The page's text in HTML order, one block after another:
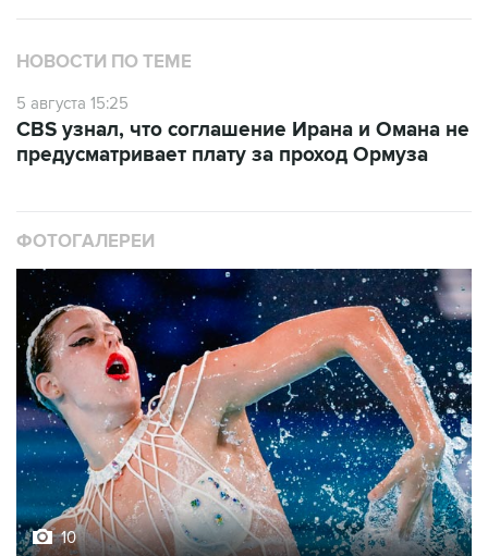
НОВОСТИ ПО ТЕМЕ
5 августа 15:25
CBS узнал, что соглашение Ирана и Омана не
предусматривает плату за проход Ормуза
ФОТОГАЛЕРЕИ
10